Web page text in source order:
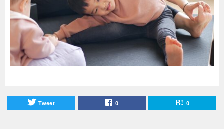
Tweet 0 0